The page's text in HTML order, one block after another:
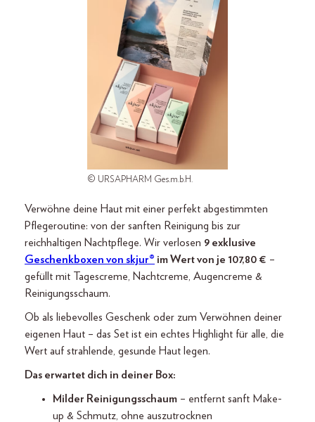
© URSAPHARM Ges.m.b.H.
Verwöhne deine Haut mit einer perfekt abgestimmten
Pflegeroutine: von der sanften Reinigung bis zur
reichhaltigen Nachtpflege. Wir verlosen 9 exklusive
Geschenkboxen von skjur® im Wert von je 107,80 € –
gefüllt mit Tagescreme, Nachtcreme, Augencreme &
Reinigungsschaum.
Ob als liebevolles Geschenk oder zum Verwöhnen deiner
eigenen Haut – das Set ist ein echtes Highlight für alle, die
Wert auf strahlende, gesunde Haut legen.
Das erwartet dich in deiner Box:
Milder Reinigungsschaum – entfernt sanft Make-
up & Schmutz, ohne auszutrocknen